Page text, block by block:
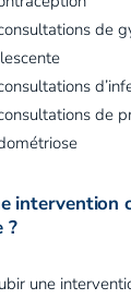
de
de
intervention
?
une